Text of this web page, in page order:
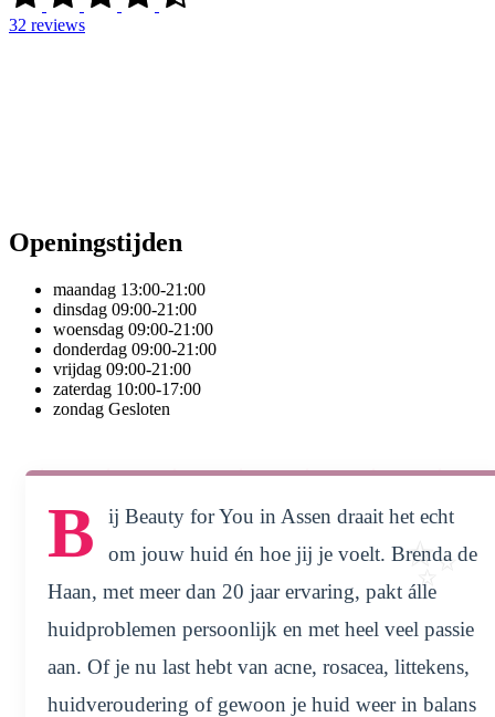
32 reviews
Openingstijden
maandag 13:00-21:00
dinsdag 09:00-21:00
woensdag 09:00-21:00
donderdag 09:00-21:00
vrijdag 09:00-21:00
zaterdag 10:00-17:00
zondag Gesloten
B
ij Beauty for You in Assen draait het echt
om jouw huid én hoe jij je voelt. Brenda de
Haan, met meer dan 20 jaar ervaring, pakt álle
huidproblemen persoonlijk en met heel veel passie
aan. Of je nu last hebt van acne, rosacea, littekens,
huidveroudering of gewoon je huid weer in balans